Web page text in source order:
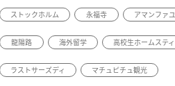
ストックホルム 永福寺 アマンファ
龍陽路 海外留学 高校生ホームスティ
ラストサーズディ マチュピチュ観光